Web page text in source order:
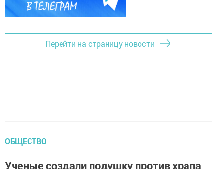
Перейти на страницу новости
ОБЩЕСТВО
Ученые создали подушку против храпа